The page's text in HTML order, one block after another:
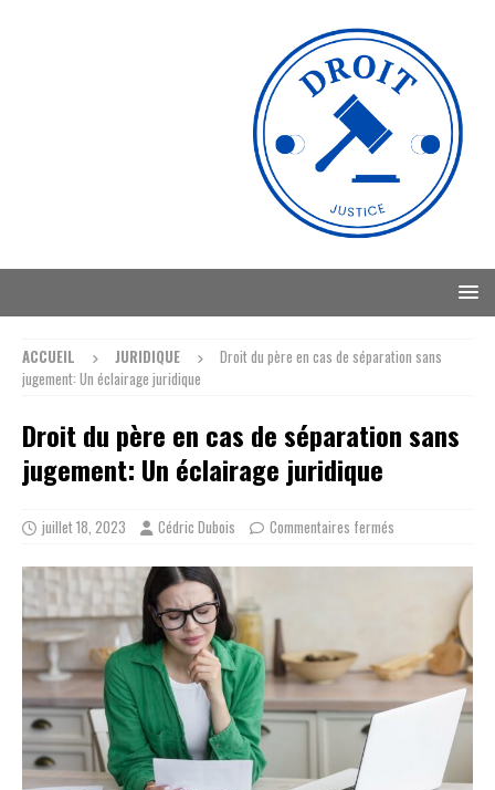
ACCUEIL JURIDIQUE
Droit du père en cas de séparation sans
jugement: Un éclairage juridique
Droit du père en cas de séparation sans
jugement: Un éclairage juridique
juillet 18, 2023 Cédric Dubois Commentaires fermés